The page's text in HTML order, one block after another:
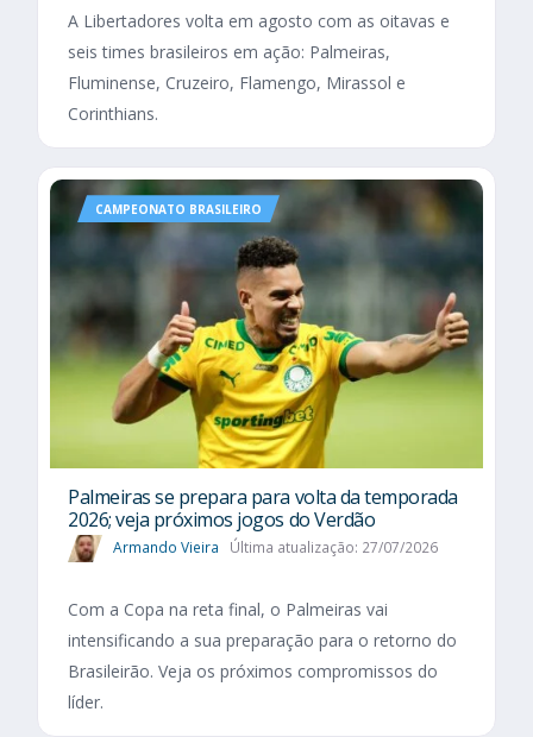
A Libertadores volta em agosto com as oitavas e
seis times brasileiros em ação: Palmeiras,
Fluminense, Cruzeiro, Flamengo, Mirassol e
Corinthians.
CAMPEONATO BRASILEIRO
Palmeiras se prepara para volta da temporada
2026; veja próximos jogos do Verdão
Armando Vieira Última atualização: 27/07/2026
Com a Copa na reta final, o Palmeiras vai
intensificando a sua preparação para o retorno do
Brasileirão. Veja os próximos compromissos do
líder.